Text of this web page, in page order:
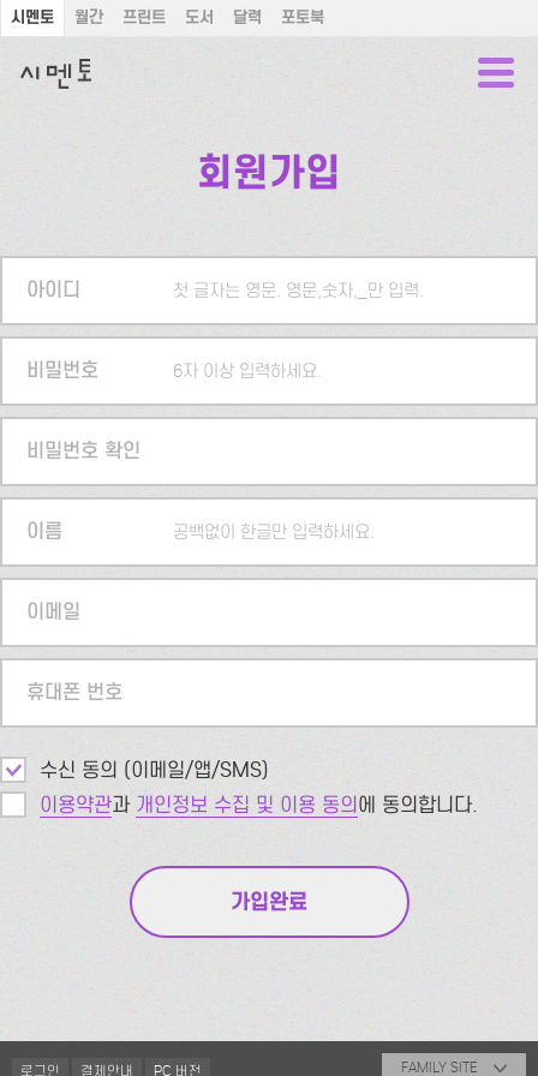
시멘토 월간 프린트 도서 달력 포토북
회원가입
아이디 첫 글자는 영문. 영문,숫자,_만 입력.
비밀번호 6자 이상 입력하세요.
비밀번호 확인
이름 공백없이 한글만 입력하세요.
이메일
휴대폰 번호
수신 동의 (이메일/앱/SMS)
이용약관과 개인정보 수집 및 이용 동의에 동의합니다.
로그인 결제안내 PC 버전 FAMILY SITE